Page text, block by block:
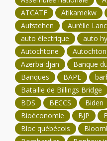
ATCATF
Atikamekw
Aufstehen
Aurélie
auto électrique
auto
Autochtone
Azerbaïdjan
Banque
Banques
BAPE
Bataille de Billings Bridge
BDS
BECCS Biden
Bioéconomie
BJP
Bloc québécois